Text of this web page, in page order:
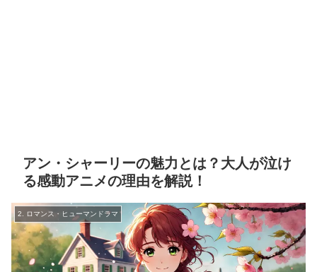
アン・シャーリーの魅力とは？大人が泣け
る感動アニメの理由を解説！
2. ロマンス・ヒューマンドラマ